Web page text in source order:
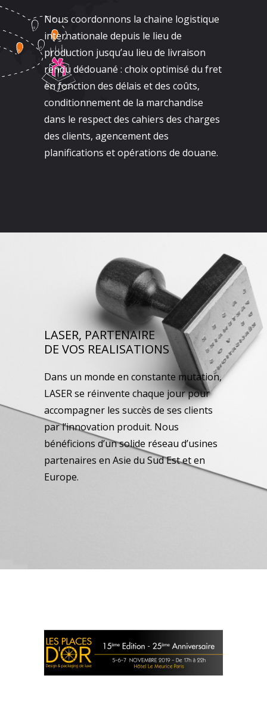
Nous coordonnons la chaine logistique
internationale depuis le lieu de
production jusqu’au lieu de livraison
rendu dédouané : choix optimisé du fret
en fonction des délais et des coûts,
conditionnement de la marchandise
dans le respect des cahiers des charges
des clients, agencement des
planifications et opérations de douane.
LASER, PARTENAIRE
DE VOS REALISATIONS
Dans un monde en constante mutation,
LASER se réinvente chaque jour pour
accompagner les succès de ses clients
par l’innovation produit. Nous
bénéficions d’un solide réseau d’usines
partenaires en Asie du Sud Est et en
Europe.